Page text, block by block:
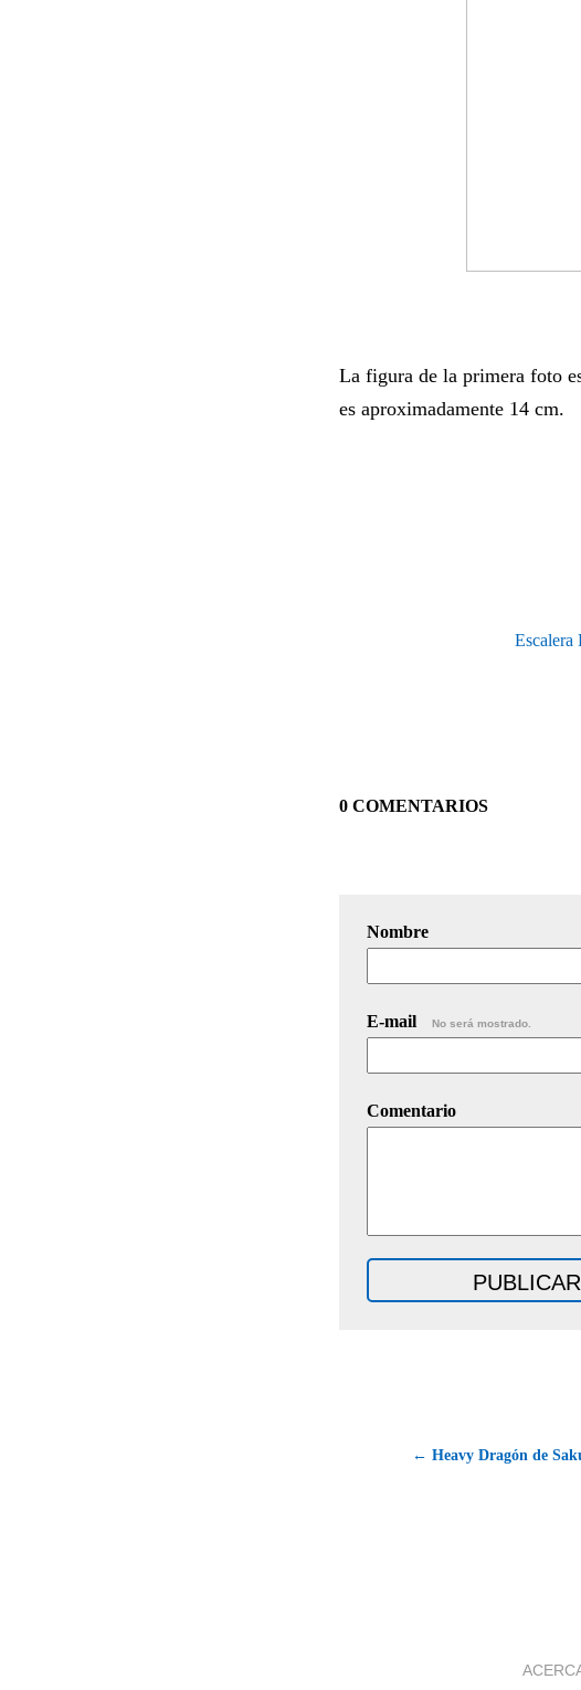
La figura de la primera foto
es aproximadamente 14 cm.
Escalera
0 COMENTARIOS
Nombre
E-mail No será mostrado.
Comentario
← Heavy Dragón de